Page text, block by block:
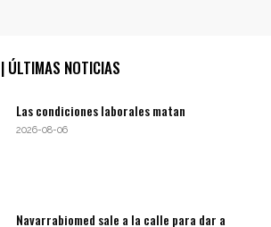
ÚLTIMAS NOTICIAS
Las condiciones laborales matan
2026-08-06
Navarrabiomed sale a la calle para dar a